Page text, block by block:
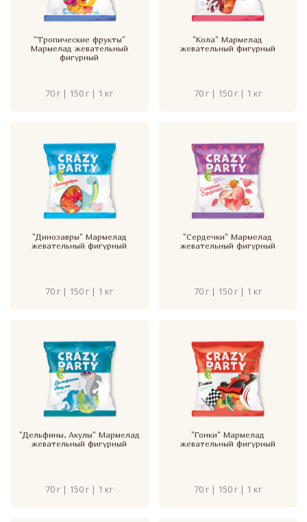
"Тропические фрукты"
Мармелад жевательный
фигурный
70 г | 150 г | 1 кг
"Кола" Мармелад
жевательный фигурный
70 г | 150 г | 1 кг
"Динозавры" Мармелад
жевательный фигурный
70 г | 150 г | 1 кг
"Сердечки" Мармелад
жевательный фигурный
70 г | 150 г | 1 кг
"Дельфины, Акулы" Мармелад
жевательный фигурный
70 г | 150 г | 1 кг
"Гонки" Мармелад
жевательный фигурный
70 г | 150 г | 1 кг